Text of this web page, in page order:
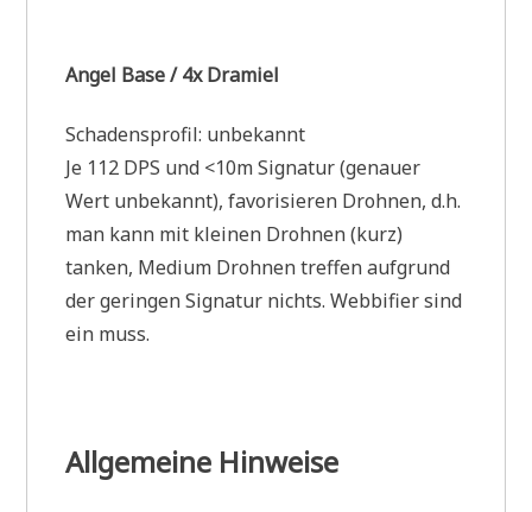
Angel Base / 4x Dramiel
Schadensprofil: unbekannt
Je 112 DPS und <10m Signatur (genauer
Wert unbekannt), favorisieren Drohnen, d.h.
man kann mit kleinen Drohnen (kurz)
tanken, Medium Drohnen treffen aufgrund
der geringen Signatur nichts. Webbifier sind
ein muss.
Allgemeine Hinweise